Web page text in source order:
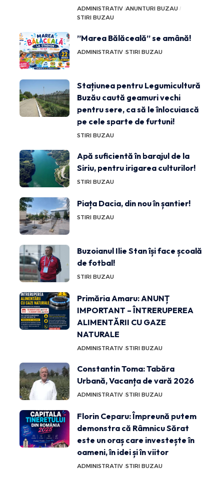
ADMINISTRATIV ANUNTURI BUZAU
STIRI BUZAU
”Marea Bălăceală” se amână!
ADMINISTRATIV STIRI BUZAU
Stațiunea pentru Legumicultură
Buzău caută geamuri vechi
pentru sere, ca să le înlocuiască
pe cele sparte de furtuni!
STIRI BUZAU
Apă suficientă în barajul de la
Siriu, pentru irigarea culturilor!
STIRI BUZAU
Piața Dacia, din nou în șantier!
STIRI BUZAU
Buzoianul Ilie Stan își face școală
de fotbal!
STIRI BUZAU
Primăria Amaru: ANUNȚ
IMPORTANT – ÎNTRERUPEREA
ALIMENTĂRII CU GAZE
NATURALE
ADMINISTRATIV STIRI BUZAU
Constantin Toma: Tabăra
Urbană, Vacanța de vară 2026
ADMINISTRATIV STIRI BUZAU
Florin Ceparu: Împreună putem
demonstra că Râmnicu Sărat
este un oraș care investește în
oameni, în idei și în viitor
ADMINISTRATIV STIRI BUZAU